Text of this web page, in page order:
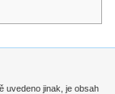
uvedeno jinak, je obsah